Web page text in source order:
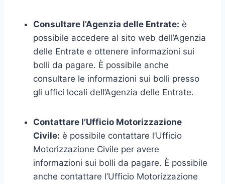
Consultare l’Agenzia delle Entrate: è
possibile accedere al sito web dell’Agenzia
delle Entrate e ottenere informazioni sui
bolli da pagare. È possibile anche
consultare le informazioni sui bolli presso
gli uffici locali dell’Agenzia delle Entrate.
Contattare l’Ufficio Motorizzazione
Civile: è possibile contattare l’Ufficio
Motorizzazione Civile per avere
informazioni sui bolli da pagare. È possibile
anche contattare l’Ufficio Motorizzazione